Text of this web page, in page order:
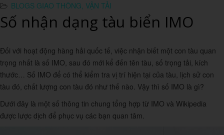
BLOGS GIAO THÔNG, VẬN TẢI
Số nhận dạng tàu biển IMO
Đối với hoạt động hàng hải quốc tế, việc nhận biết một con tàu quan
trọng nhất là số IMO, sau đó mới kể đến tên tàu, số trọng tải, kích
thước… Số IMO để có thể kiểm tra vị trí hiện tại của tàu, lịch sử con
tàu đó, chất lượng con tàu đó như thế nào. Vậy thì số IMO là gì?
Dưới đây là một số thông tin chung tổng hợp từ IMO và Wikipedia
được lược dịch để phục vụ các bạn quan tâm.